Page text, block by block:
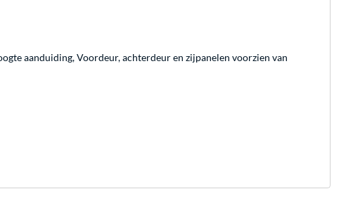
aanduiding, Voordeur, achterdeur en zijpanelen voorzien van